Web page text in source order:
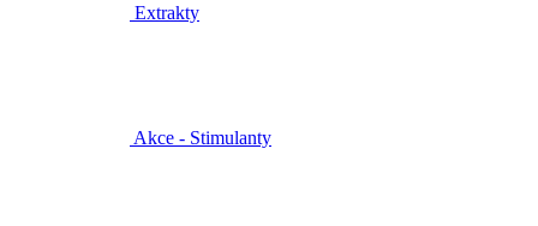
Extrakty
Akce - Stimulanty